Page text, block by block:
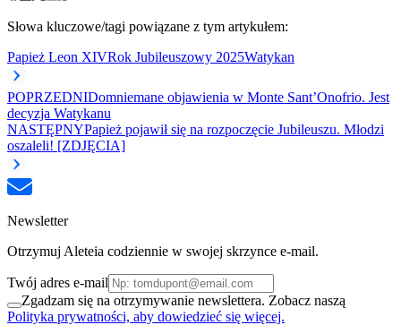
Słowa kluczowe/tagi powiązane z tym artykułem:
Papież Leon XIVRok Jubileuszowy 2025Watykan
POPRZEDNIDomniemane objawienia w Monte Sant’Onofrio. Jest
decyzja Watykanu
NASTĘPNYPapież pojawił się na rozpoczęcie Jubileuszu. Młodzi
oszaleli! [ZDJĘCIA]
Newsletter
Otrzymuj Aleteia codziennie w swojej skrzynce e-mail.
Twój adres e-mail
Zgadzam się na otrzymywanie newslettera. Zobacz naszą
Polityka prywatności, aby dowiedzieć się więcej.